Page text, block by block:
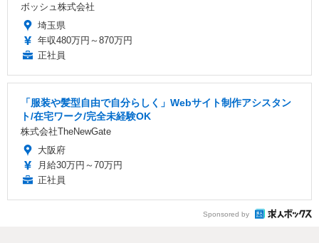
ボッシュ株式会社
埼玉県
年収480万円～870万円
正社員
「服装や髪型自由で自分らしく」Webサイト制作アシスタン
ト/在宅ワーク/完全未経験OK
株式会社TheNewGate
大阪府
月給30万円～70万円
正社員
Sponsored by